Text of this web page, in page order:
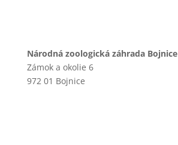
Národná zoologická záhrada Bojnice
Zámok a okolie 6
972 01 Bojnice